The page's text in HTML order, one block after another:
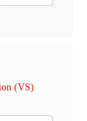
(VS)